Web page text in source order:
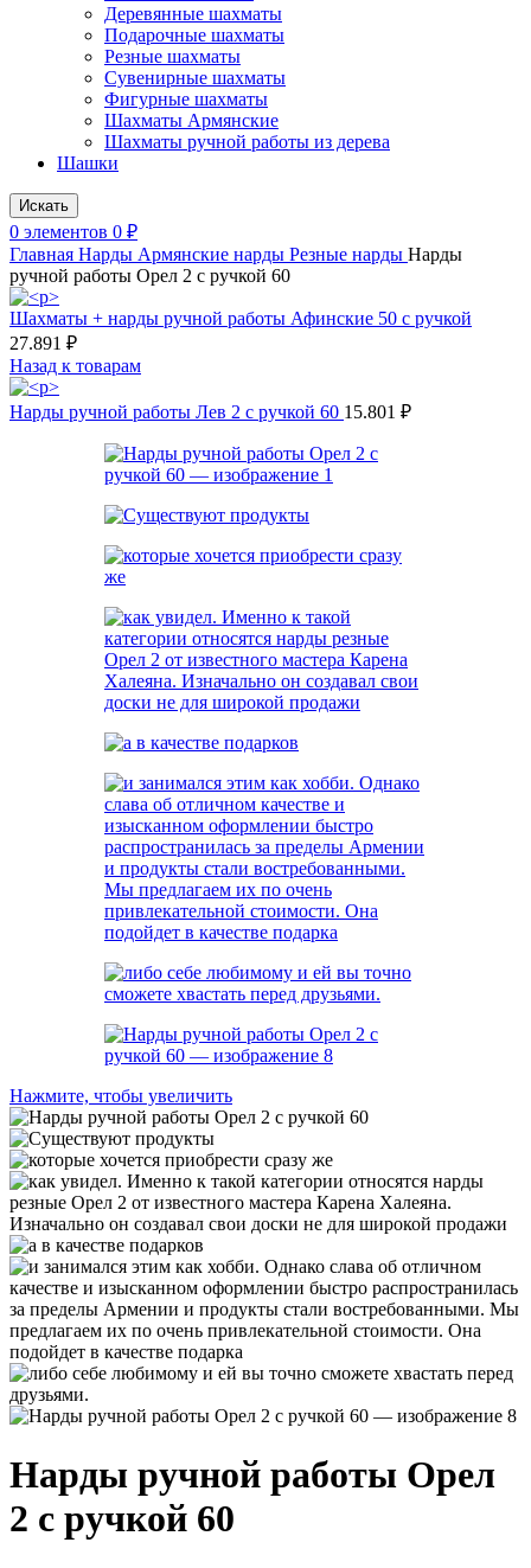
Деревянные шахматы
Подарочные шахматы
Резные шахматы
Сувенирные шахматы
Фигурные шахматы
Шахматы Армянские
Шахматы ручной работы из дерева
Шашки
Искать
0 элементов 0 ₽
Главная Нарды Армянские нарды Резные нарды Нарды
ручной работы Орел 2 с ручкой 60
Шахматы + нарды ручной работы Афинские 50 с ручкой
27.891 ₽
Назад к товарам
Нарды ручной работы Лев 2 с ручкой 60 15.801 ₽
Нажмите, чтобы увеличить
Нарды ручной работы Орел
2 с ручкой 60